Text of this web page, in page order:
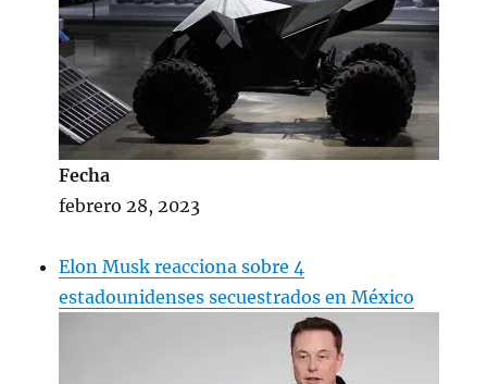
Fecha
febrero 28, 2023
Elon Musk reacciona sobre 4
estadounidenses secuestrados en México